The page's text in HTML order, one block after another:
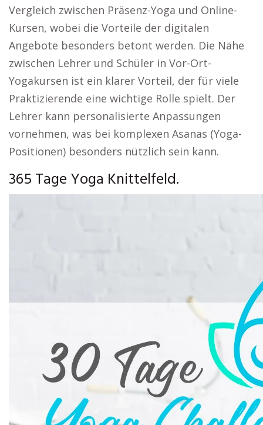
Vergleich zwischen Präsenz-Yoga und Online-
Kursen, wobei die Vorteile der digitalen
Angebote besonders betont werden. Die Nähe
zwischen Lehrer und Schüler in Vor-Ort-
Yogakursen ist ein klarer Vorteil, der für viele
Praktizierende eine wichtige Rolle spielt. Der
Lehrer kann personalisierte Anpassungen
vornehmen, was bei komplexen Asanas (Yoga-
Positionen) besonders nützlich sein kann.
365 Tage Yoga Knittelfeld.